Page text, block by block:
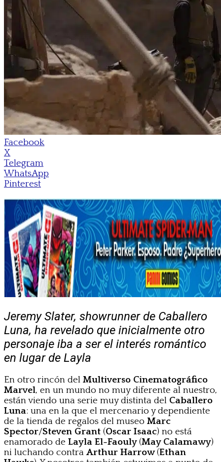
Facebook
X
Telegram
WhatsApp
Pinterest
Jeremy Slater, showrunner de Caballero
Luna, ha revelado que inicialmente otro
personaje iba a ser el interés romántico
en lugar de Layla
En otro rincón del Multiverso Cinematográfico
Marvel, en un mundo no muy diferente al nuestro,
están viendo una serie muy distinta del Caballero
Luna: una en la que el mercenario y dependiente
de la tienda de regalos del museo Marc
Spector/Steven Grant (Oscar Isaac) no está
enamorado de Layla El-Faouly(May Calamawy)
ni luchando contra Arthur Harrow(Ethan